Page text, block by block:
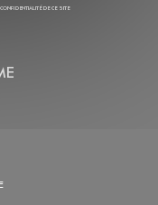
de ce site